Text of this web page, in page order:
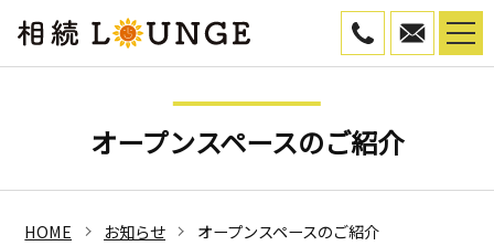
050-5799-
WEB
オープンスペースのご紹介
HOME お知らせ オープンスペースのご紹介